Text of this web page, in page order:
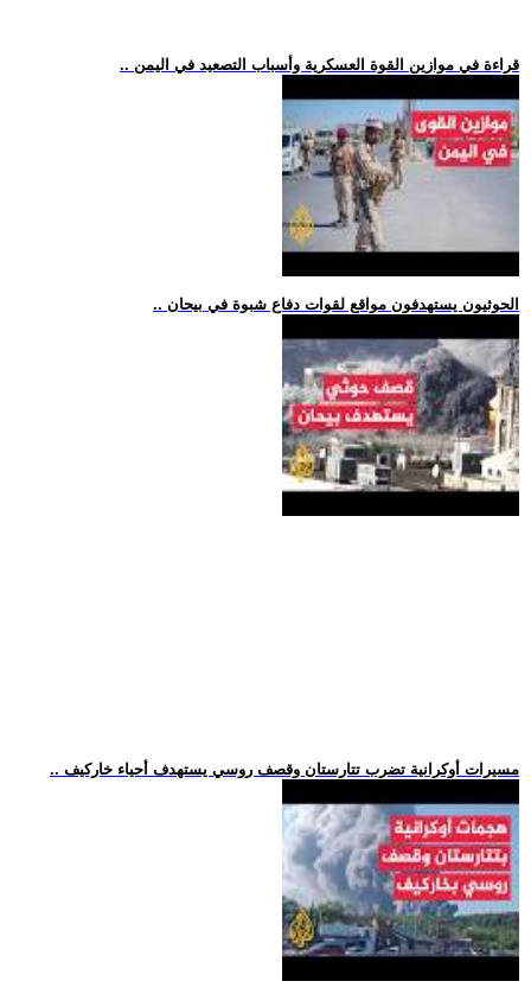
.. قراءة في موازين القوة العسكرية وأسباب التصعيد في اليمن
.. الحوثيون يستهدفون مواقع لقوات دفاع شبوة في بيحان
.. مسيرات أوكرانية تضرب تتارستان وقصف روسي يستهدف أحياء خاركيف